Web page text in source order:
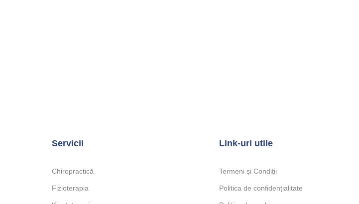
Servicii
Chiropractică
Fizioterapia
Link-uri utile
Termeni și Condiții
Politica de confidențialitate